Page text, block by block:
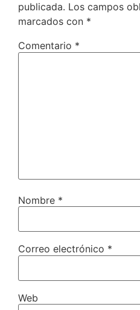
publicada. Los campos
marcados con *
Comentario *
Nombre *
Correo electrónico *
Web